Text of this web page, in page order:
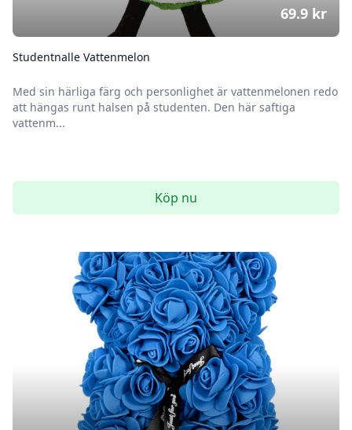
Studentnalle Vattenmelon
Med sin härliga färg och personlighet är vattenmelonen redo
att hängas runt halsen på studenten. Den här saftiga
vattenm...
69.9 kr
Köp nu